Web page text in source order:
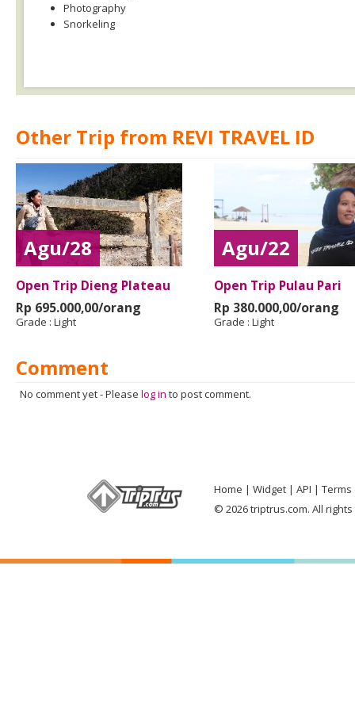
Photography
Snorkeling
Other Trip from REVI TRAVEL ID
Agu/28
Open Trip Dieng Plateau
Rp 695.000,00/orang
Grade : Light
Agu/22
Open Trip Pulau Pari
Rp 380.000,00/orang
Grade : Light
Comment
No comment yet-Please log in to post comment.
Home Widget API
Terms
© 2026 triptrus.com. All